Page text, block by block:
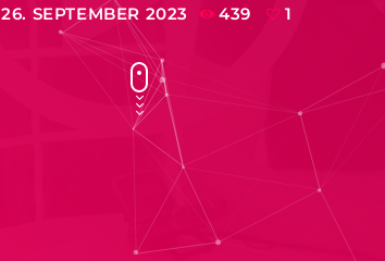
26. SEPTEMBER 2023 439 1